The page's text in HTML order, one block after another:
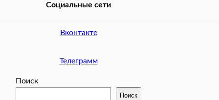
Социальные сети
Вконтакте
Телеграмм
Поиск
Поиск